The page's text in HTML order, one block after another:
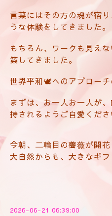
言葉にはその方の魂が宿
うな体験をしてきました。
もちろん、ワークも見え
築してきました。
世界平和🕊️へのアプローチ
まずは、お一人お一人が
持されるようご自愛くだ
今朝、二輪目の薔薇が開花
大自然からも、大きなギ
2026-06-21 06:39:00